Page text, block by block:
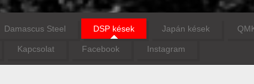
Damascus Steel DSP kések Japán kések
Kapcsolat Facebook Instagram